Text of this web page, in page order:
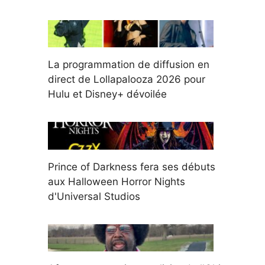
La programmation de diffusion en
direct de Lollapalooza 2026 pour
Hulu et Disney+ dévoilée
Prince of Darkness fera ses débuts
aux Halloween Horror Nights
d'Universal Studios